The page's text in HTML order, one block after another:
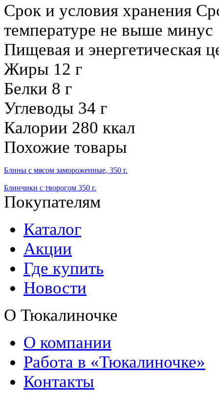
Срок и условия хранения
температуре не выше минус
Пищевая и энергетическая
Жиры 12 г
Белки 8 г
Углеводы 34 г
Калории 280 ккал
Похожие товары
Блины с мясом замороженные, 350 г.
Блинчики с творогом 350 г.
Покупателям
Каталог
Акции
Где купить
Новости
О Тюкалиночке
О компании
Работа в «Тюкалиночке»
Контакты